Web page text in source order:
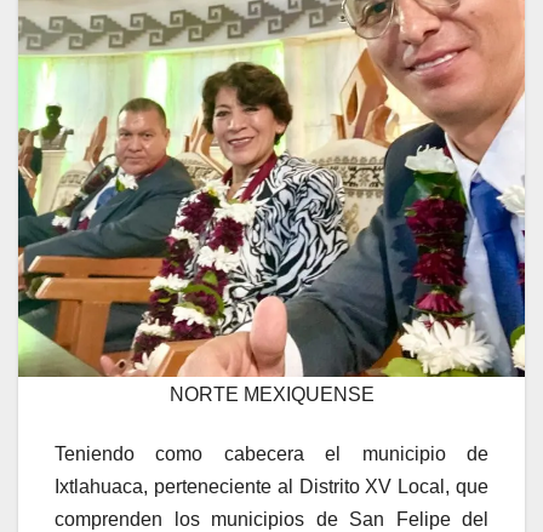
NORTE MEXIQUENSE
Teniendo como cabecera el municipio de
Ixtlahuaca, perteneciente al Distrito XV Local, que
comprenden los municipios de San Felipe del